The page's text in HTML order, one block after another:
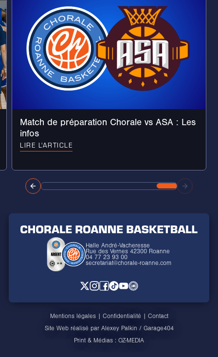
Match de préparation Chorale vs ASA : Les
infos
LIRE L'ARTICLE
Halle André-Vacheresse
Rue des Vernes 42300 Roanne
04 77 23 93 00
secretariat@chorale-roanne.com
Mentions légales| Confidentialité | Contact
Site Web réalisé par Alexey Palkin / Garage404
Print & Médias : OZ-MEDIA